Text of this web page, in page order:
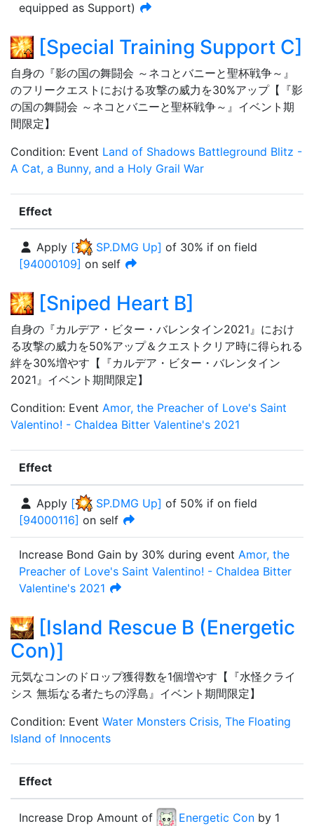
equipped as Support)
[Special Training Support C]
自身の『影の国の舞闘会 ～ネコとバニーと聖杯戦争～』
のフリークエストにおける攻撃の威力を30%アップ【『影
の国の舞闘会 ～ネコとバニーと聖杯戦争～』イベント期
間限定】
Condition: Event Land of Shadows Battleground Blitz -
A Cat, a Bunny, and a Holy Grail War
Effect
Apply [ SP.DMG Up] of 30% if on field
[94000109] on self
[Sniped Heart B]
自身の『カルデア・ビター・バレンタイン2021』におけ
る攻撃の威力を50%アップ＆クエストクリア時に得られる
絆を30%増やす【『カルデア・ビター・バレンタイン
2021』イベント期間限定】
Condition: Event Amor, the Preacher of Love's Saint
Valentino! - Chaldea Bitter Valentine's 2021
Effect
Apply [ SP.DMG Up] of 50% if on field
[94000116] on self
Increase Bond Gain by 30% during event Amor, the
Preacher of Love's Saint Valentino! - Chaldea Bitter
Valentine's 2021
[Island Rescue B (Energetic
Con)]
元気なコンのドロップ獲得数を1個増やす【『水怪クライ
シス 無垢なる者たちの浮島』イベント期間限定】
Condition: Event Water Monsters Crisis, The Floating
Island of Innocents
Effect
Increase Drop Amount of Energetic Con by 1